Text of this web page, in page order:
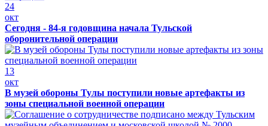
24
окт
Сегодня - 84-я годовщина начала Тульской
оборонительной операции
13
окт
В музей обороны Тулы поступили новые артефакты из
зоны специальной военной операции